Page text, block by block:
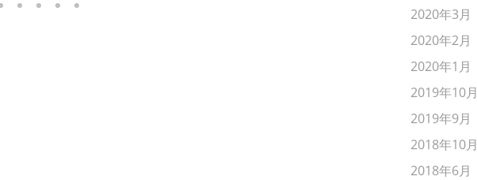
2020年3月
2020年2月
2020年1月
2019年10月
2019年9月
2018年10月
2018年6月